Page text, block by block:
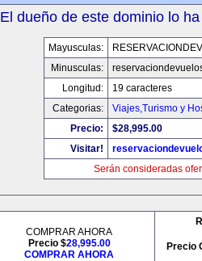
El dueño de este dominio lo
Mayusculas:
Minusculas:
Longitud:
19 caracteres
Categorias:
Viajes,Turismo y
Precio:
$28,995.00
Visitar!
Serán consideradas
COMPRAR AHORA
Precio $28,995.00
COMPRAR AHORA
Precio